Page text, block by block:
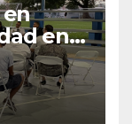
en